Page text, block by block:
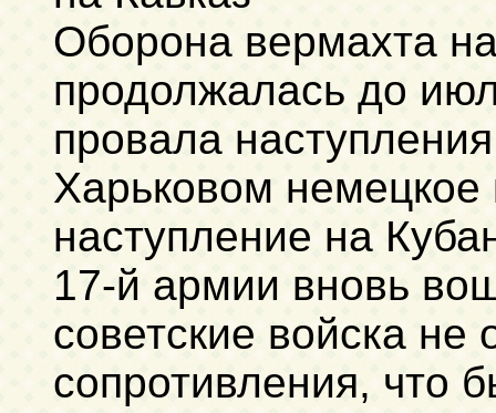
Оборона вермахта
продолжалась до
провала
Харьковом
наступление на
17-й армии вновь
советские войска не
сопротивления, что